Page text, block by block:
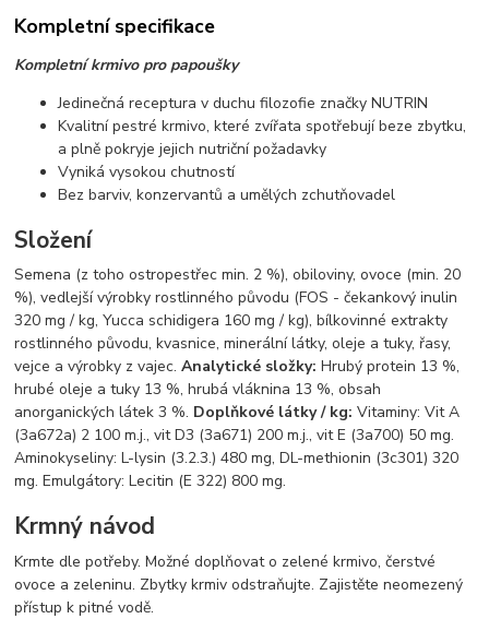
Kompletní specifikace
Kompletní krmivo pro papoušky
Jedinečná receptura v duchu filozofie značky NUTRIN
Kvalitní pestré krmivo, které zvířata spotřebují beze zbytku,
a plně pokryje jejich nutriční požadavky
Vyniká vysokou chutností
Bez barviv, konzervantů a umělých zchutňovadel
Složení
Semena (z toho ostropestřec min. 2 %), obiloviny, ovoce (min. 20
%), vedlejší výrobky rostlinného původu (FOS - čekankový inulin
320 mg / kg, Yucca schidigera 160 mg / kg), bílkovinné extrakty
rostlinného původu, kvasnice, minerální látky, oleje a tuky, řasy,
vejce a výrobky z vajec. Analytické složky: Hrubý protein 13 %,
hrubé oleje a tuky 13 %, hrubá vláknina 13 %, obsah
anorganických látek 3 %. Doplňkové látky / kg: Vitaminy: Vit A
(3a672a) 2 100 m.j., vit D3 (3a671) 200 m.j., vit E (3a700) 50 mg.
Aminokyseliny: L-lysin (3.2.3.) 480 mg, DL-methionin (3c301) 320
mg. Emulgátory: Lecitin (E 322) 800 mg.
Krmný návod
Krmte dle potřeby. Možné doplňovat o zelené krmivo, čerstvé
ovoce a zeleninu. Zbytky krmiv odstraňujte. Zajistěte neomezený
přístup k pitné vodě.